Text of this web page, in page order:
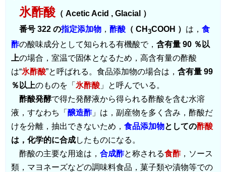
氷酢酸 （ Acetic Acid , Glacial ）
番号 322 の指定添加物 ， 酢酸 （ CH 3COOH ） は， 食
酢の酸味成分として知られる有機酸で， 含有量 90 ％以
上の場合，室温で固体となるため，高含有量の酢酸
は“氷酢酸”と呼ばれる。食品添加物の場合は， 含有量 99
％以上のものを「 氷酢酸 」と呼んでいる。
酢酸発酵で得た発酵液から得られる酢酸を含む水溶
液，すなわち「 醸造酢」は，副産物を多く含み，酢酸だ
けを分離，抽出できないため， 食品添加物としての酢酸
は，化学的に合成したものになる。
酢酸の主要な用途は， 合成酢と称される食酢，ソース
類，マヨネーズなどの調味料食品，菓子類や漬物等での